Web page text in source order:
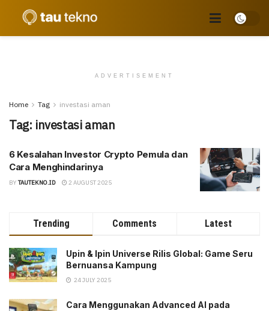
ADVERTISEMENT
Home Tag investasi aman
Tag: investasi aman
6 Kesalahan Investor Crypto Pemula dan
Cara Menghindarinya
BY TAUTEKNO.ID 2 AUGUST 2025
Trending Comments Latest
Upin & Ipin Universe Rilis Global: Game Seru
Bernuansa Kampung
24 JULY 2025
Cara Menggunakan Advanced AI pada